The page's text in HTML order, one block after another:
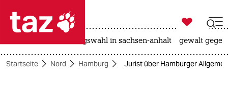
 taz zahl ich
taz zahl ich

taz zahl ich
landtagswahl in sachsen-anhalt gewalt
Startseite Nord Hamburg Jurist über Hamburger